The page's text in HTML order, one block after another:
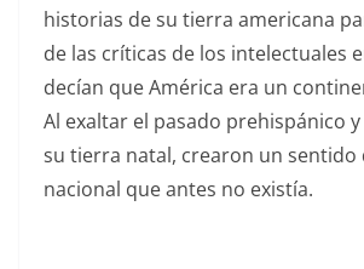
historias de su tierra americana
de las críticas de los intelectuales
decían que América era un
Al exaltar el pasado prehispánico
su tierra natal, crearon un sentido
nacional que antes no existía.